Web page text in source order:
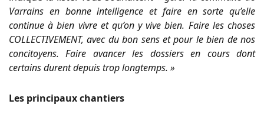
Varrains en bonne intelligence et faire en sorte qu’elle
continue à bien vivre et qu’on y vive bien. Faire les choses
COLLECTIVEMENT, avec du bon sens et pour le bien de nos
concitoyens. Faire avancer les dossiers en cours dont
certains durent depuis trop longtemps. »
Les principaux chantiers